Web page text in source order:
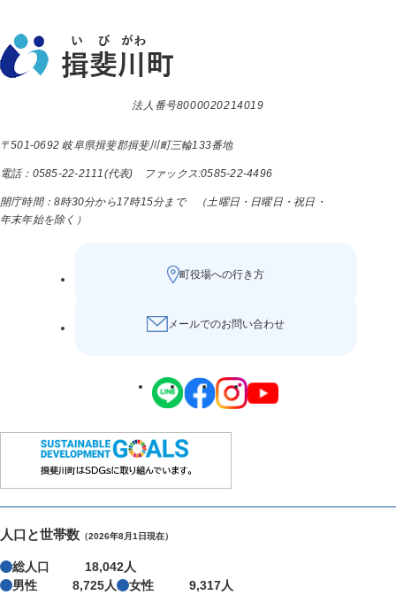
法人番号8000020214019
〒501-0692 岐阜県揖斐郡揖斐川町三輪133番地
電話：0585-22-2111(代表) ファックス:0585-22-4496
開庁時間：8時30分から17時15分まで （土曜日・日曜日・祝日・
年末年始を除く）
町役場への行き方
メールでのお問い合わせ
人口と世帯数 （2026年8月1日現在）
総人口
18,042人
男性
8,725人 女性
9,317人